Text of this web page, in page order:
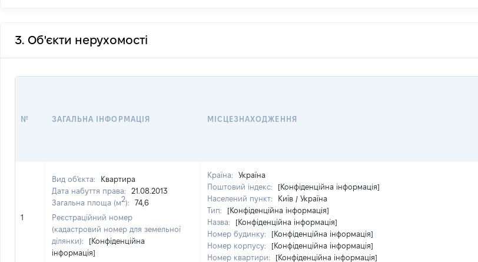
3. Об'єкти нерухомості
№ ЗАГАЛЬНА ІНФОРМАЦІЯ МІСЦЕЗНАХОДЖЕННЯ
1
Вид об'єкта:
Квартира
Дата набуття права:
21.08.2013
Загальна площа (м2):
74,6
Реєстраційний номер
(кадастровий номер для земельної
ділянки):
[Конфіденційна
інформація]
Країна:
Україна
Поштовий індекс:
[Конфіденційна інформація]
Населений пункт:
Київ / Україна
Тип:
[Конфіденційна інформація]
Назва:
[Конфіденційна інформація]
Номер будинку:
[Конфіденційна інформація]
Номер корпусу:
[Конфіденційна інформація]
Номер квартири:
[Конфіденційна інформація]